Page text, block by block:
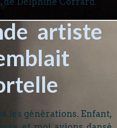
artiste
les générations. Enfant,